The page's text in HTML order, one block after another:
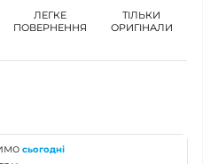
ЛЕГКЕ
ПОВЕРНЕННЯ
ТІЛЬКИ
ОРИГІНАЛИ
сьогодні